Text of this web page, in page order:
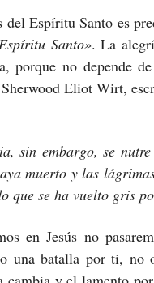
Espíritu Santo es
Santo». La
no depende
Eliot Wirt,
sin embargo, se
muerto y las
que se ha vuelto gris
en Jesús no
una batalla por ti,